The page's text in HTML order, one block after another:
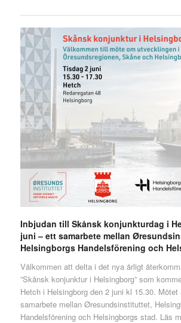
Inbjudan till Skånsk konjunkturdag i
juni – ett samarbete mellan
Helsingborgs Handelsförening och
Välkommen att delta i det nya årligt
”Skånsk konjunktur i Helsingborg” som
Hetch i Helsingborg den 2 juni kl 15.30. Mötet
samarbete mellan Øresundsinstituttet,
Handelsförening och Helsingborgs stad. Läs